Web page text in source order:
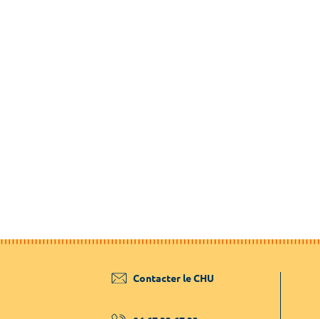
Contacter le CHU